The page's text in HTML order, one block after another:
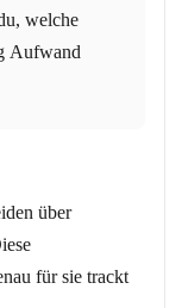
welche
Aufwand
über
für sie trackt